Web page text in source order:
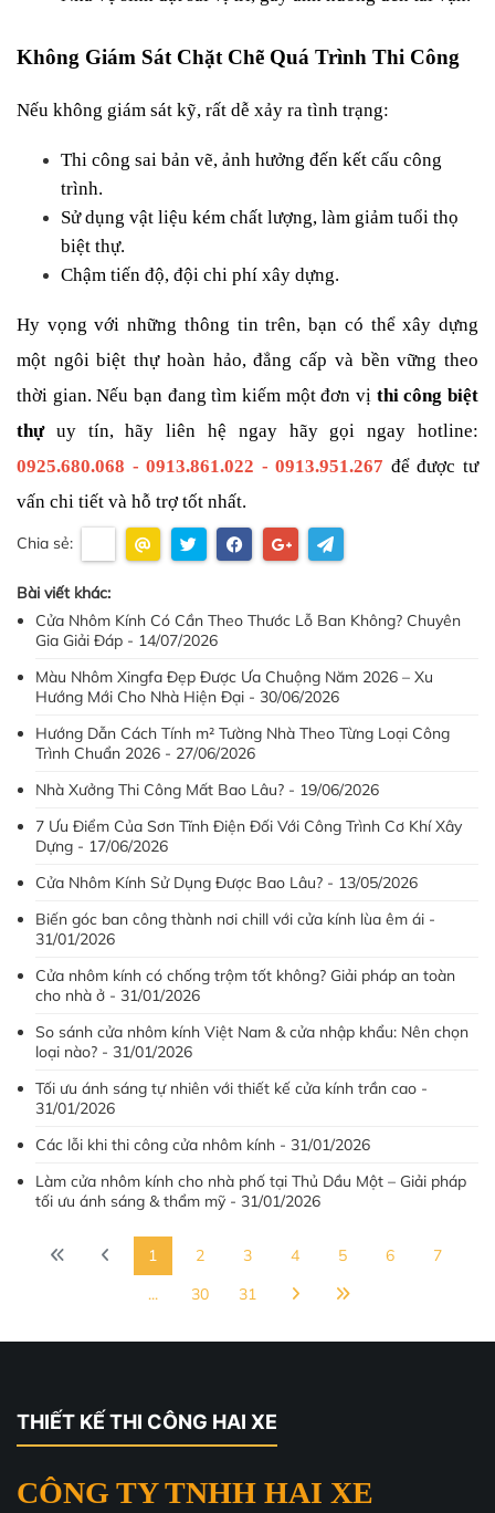
Không Giám Sát Chặt Chẽ Quá Trình Thi Công
Nếu không giám sát kỹ, rất dễ xảy ra tình trạng:
Thi công sai bản vẽ, ảnh hưởng đến kết cấu công
trình.
Sử dụng vật liệu kém chất lượng, làm giảm tuổi thọ
biệt thự.
Chậm tiến độ, đội chi phí xây dựng.
Hy vọng với những thông tin trên, bạn có thể xây dựng
một ngôi biệt thự hoàn hảo, đẳng cấp và bền vững theo
thời gian. Nếu bạn đang tìm kiếm một đơn vị thi công biệt
thự uy tín, hãy liên hệ ngay hãy gọi ngay hotline:
0925.680.068 - 0913.861.022 - 0913.951.267 để được tư
vấn chi tiết và hỗ trợ tốt nhất.
Chia sẻ:
Bài viết khác:
Cửa Nhôm Kính Có Cần Theo Thước Lỗ Ban Không? Chuyên
Gia Giải Đáp - 14/07/2026
Màu Nhôm Xingfa Đẹp Được Ưa Chuộng Năm 2026 – Xu
Hướng Mới Cho Nhà Hiện Đại - 30/06/2026
Hướng Dẫn Cách Tính m² Tường Nhà Theo Từng Loại Công
Trình Chuẩn 2026 - 27/06/2026
Nhà Xưởng Thi Công Mất Bao Lâu? - 19/06/2026
7 Ưu Điểm Của Sơn Tĩnh Điện Đối Với Công Trình Cơ Khí Xây
Dựng - 17/06/2026
Cửa Nhôm Kính Sử Dụng Được Bao Lâu? - 13/05/2026
Biến góc ban công thành nơi chill với cửa kính lùa êm ái -
31/01/2026
Cửa nhôm kính có chống trộm tốt không? Giải pháp an toàn
cho nhà ở - 31/01/2026
So sánh cửa nhôm kính Việt Nam & cửa nhập khẩu: Nên chọn
loại nào? - 31/01/2026
Tối ưu ánh sáng tự nhiên với thiết kế cửa kính trần cao -
31/01/2026
Các lỗi khi thi công cửa nhôm kính - 31/01/2026
Làm cửa nhôm kính cho nhà phố tại Thủ Dầu Một – Giải pháp
tối ưu ánh sáng & thẩm mỹ - 31/01/2026
1 2 3 4 5 6
7
...
30 31
THIẾT KẾ THI CÔNG HAI XE
CÔNG TY TNHH HAI XE